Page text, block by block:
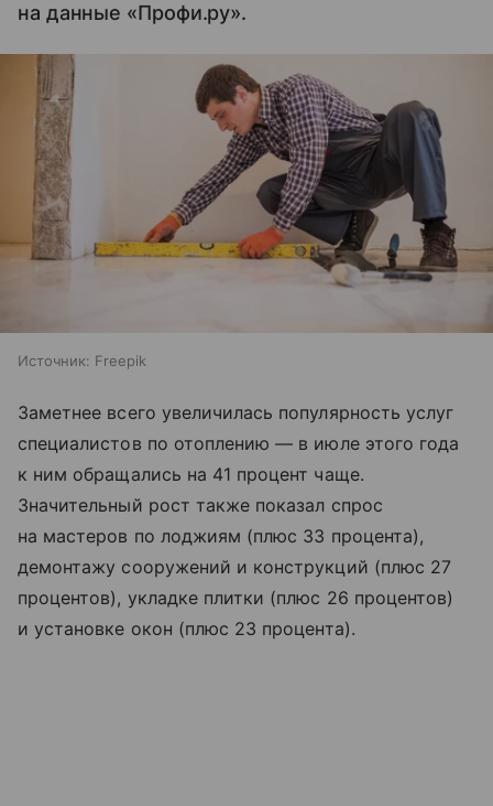
на данные «Профи.ру».
Источник: Freepik
Заметнее всего увеличилась популярность услуг
специалистов по отоплению — в июле этого года
к ним обращались на 41 процент чаще.
Значительный рост также показал спрос
на мастеров по лоджиям (плюс 33 процента),
демонтажу сооружений и конструкций (плюс 27
процентов), укладке плитки (плюс 26 процентов)
и установке окон (плюс 23 процента).